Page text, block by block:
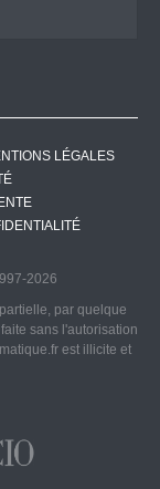
LÉGALES
2026
par quelque
sans l'autorisation
est illicite et